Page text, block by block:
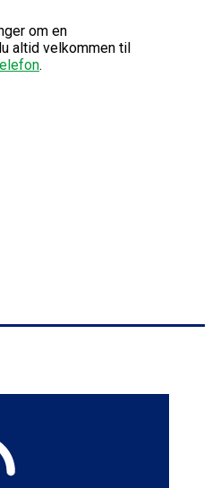
om en
altid velkommen til
.